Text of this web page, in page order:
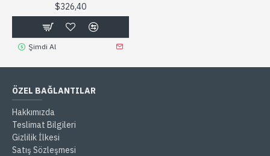
$326,40
Şimdi Al
ÖZEL BAĞLANTILAR
Hakkımızda
Teslimat Bilgileri
Gizlilik İlkesi
Satış Sözleşmesi